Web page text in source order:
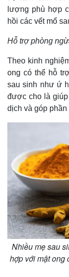
lượng phù hợp
hồi các vết mổ
Hỗ trợ phòng
Theo kinh
ong có thể hỗ
sau sinh như ứ
được cho là giúp
dịch và góp
Nhiều mẹ sau
hợp với mật ong